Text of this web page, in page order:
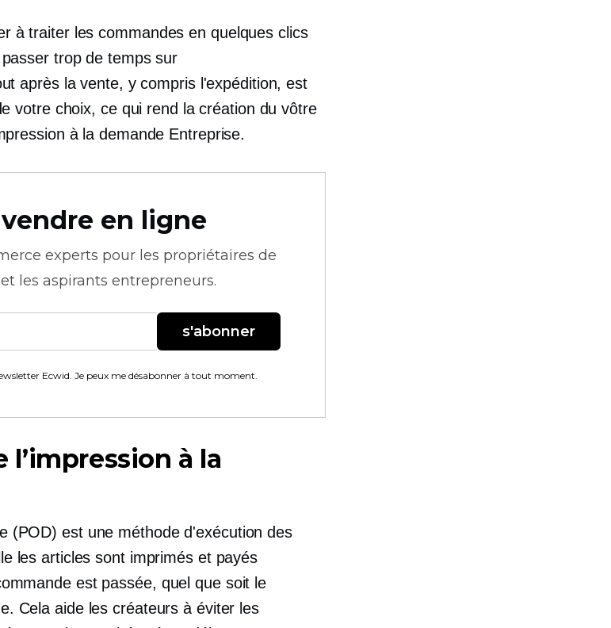
à traiter les commandes en quelques clics
trop de temps sur
après la vente, y compris l'expédition, est
votre choix, ce qui rend la création du vôtre
à la demande Entreprise.
en ligne
experts pour les propriétaires de
les aspirants entrepreneurs.
s'abonner
Ecwid. Je peux me désabonner à tout moment.
l’impression à la
(POD) est une méthode d'exécution des
les articles sont imprimés et payés
est passée, quel que soit le
Cela aide les créateurs à éviter les